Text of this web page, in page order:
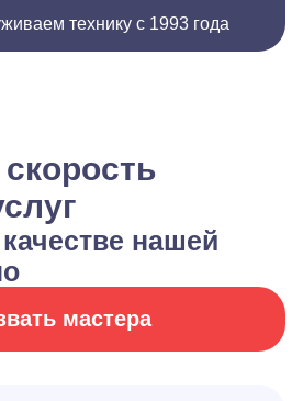
технику с 1993 года
нашей
мастера